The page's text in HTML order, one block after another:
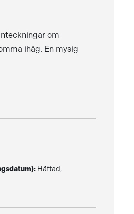
om
ihåg. En mysig
Häftad,